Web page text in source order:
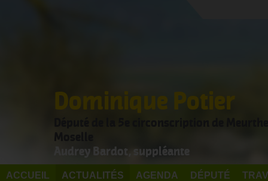
Dominique Potier
Audrey Bardot, suppléante
ACCUEIL ACTUALITÉS AGENDA DÉPUTÉ